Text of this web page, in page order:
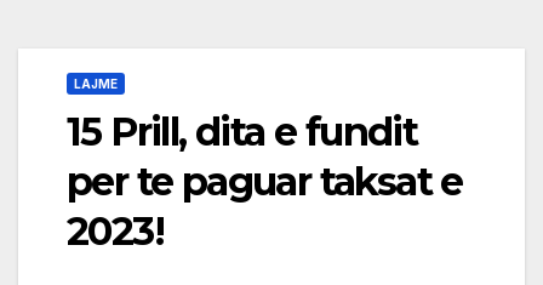
LAJME
15 Prill, dita e fundit
per te paguar taksat e
2023!